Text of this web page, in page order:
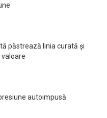
păstrează linia curată și
autoimpusă